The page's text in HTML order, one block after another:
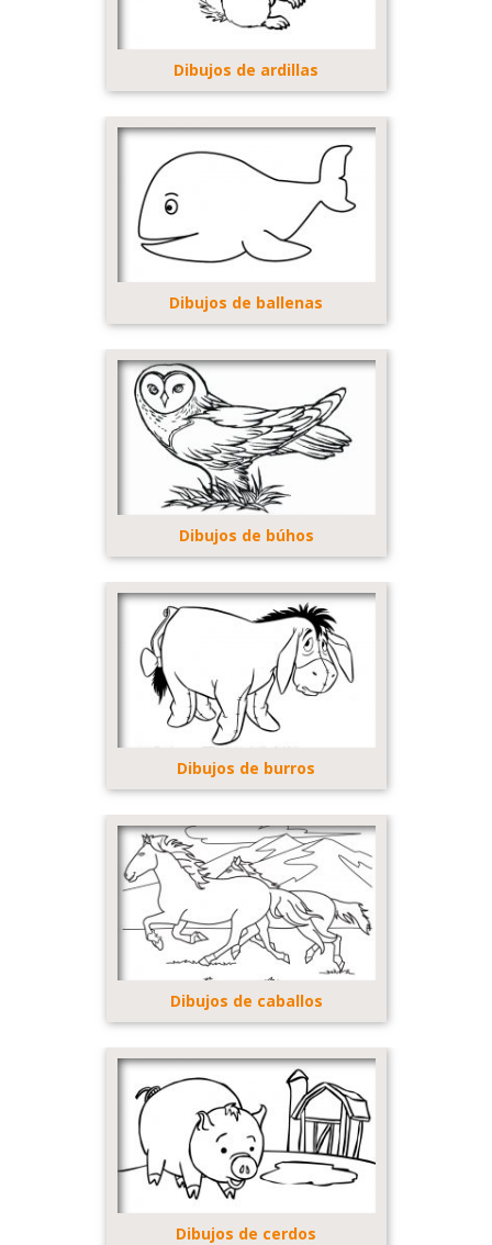
Dibujos de ardillas
Dibujos de ballenas
Dibujos de búhos
Dibujos de burros
Dibujos de caballos
Dibujos de cerdos